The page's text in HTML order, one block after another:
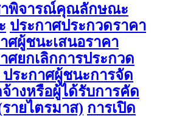
าพิจารณ์คุณลักษณะ
ประกาศประกวดราคา
ศผู้ชนะเสนอราคา
ศยกเลิกการประกวด
ประกาศผู้ชนะการจัด
างหรือผู้ได้รับการคัด
รายไตรมาส) การเปิด